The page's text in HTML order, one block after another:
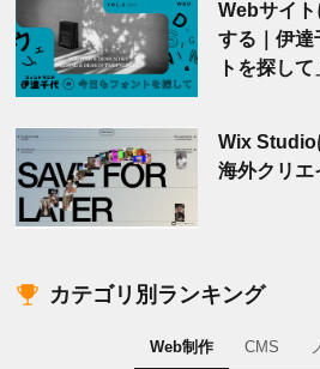
Webサイ
する｜伊達
トを探し
Wix Studio
海外クリエ
カテゴリ別ランキング
Web制作 CMS